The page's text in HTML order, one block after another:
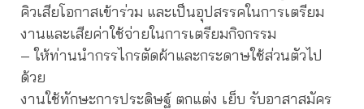
คิวเสียโอกาสเข้าร่วม และเป็นอุปสรรคในการเตรียม
งานและเสียค่าใช้จ่ายในการเตรียมกิจกรรม
– ให้ท่านนำกรรไกรตัดผ้าและกระดาษใช้ส่วนตัวไป
ด้วย
งานใช้ทักษะการประดิษฐ์ ตกแต่ง เย็บ รับอาสาสมัคร